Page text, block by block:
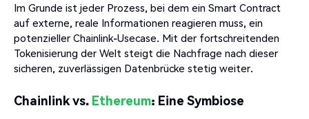
Im Grunde ist jeder Prozess, bei dem ein Smart Contract
auf externe, reale Informationen reagieren muss, ein
potenzieller Chainlink-Usecase. Mit der fortschreitenden
Tokenisierung der Welt steigt die Nachfrage nach dieser
sicheren, zuverlässigen Datenbrücke stetig weiter.
Chainlink vs. Ethereum: Eine Symbiose